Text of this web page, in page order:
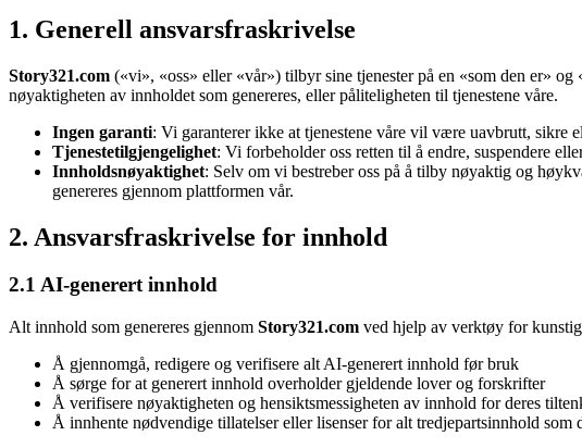
1. Generell ansvarsfraskrivelse
Story321.com («vi», «oss» eller «vår») tilbyr sine tjenester på en «som den er»
nøyaktigheten av innholdet som genereres, eller påliteligheten til tjenestene våre.
Ingen garanti: Vi garanterer ikke at tjenestene våre vil være uavbrutt, sikre
Tjenestetilgjengelighet: Vi forbeholder oss retten til å endre, suspendere
Innholdsnøyaktighet: Selv om vi bestreber oss på å tilby nøyaktig og
genereres gjennom plattformen vår.
2. Ansvarsfraskrivelse for innhold
2.1 AI-generert innhold
Alt innhold som genereres gjennom Story321.com ved hjelp av verktøy for
Å gjennomgå, redigere og verifisere alt AI-generert innhold før bruk
Å sørge for at generert innhold overholder gjeldende lover og forskrifter
Å verifisere nøyaktigheten og hensiktsmessigheten av innhold for deres
Å innhente nødvendige tillatelser eller lisenser for alt tredjepartsinnhold som